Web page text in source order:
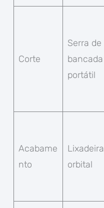
Corte
Serra de
bancada
portátil
Acabame
nto
Lixadeira
orbital